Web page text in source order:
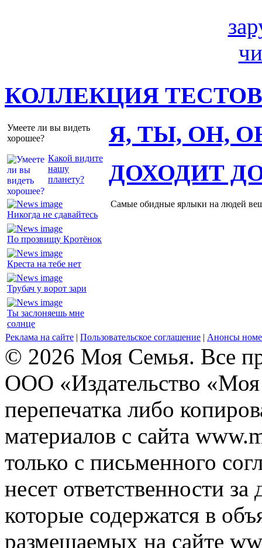
КОЛЛЕКЦИЯ ТЕСТОВ
Умеете ли вы видеть
хорошее?
Какой видите
нашу
планету?
Я, ТЫ, ОН,
Никогда не сдавайтесь
По прозвищу Кротёнок
Креста на тебе нет
Трубач у ворот зари
Ты заслоняешь мне
солнце
ДОХОДИТ
Самые обидные ярлыки на людей
Реклама на сайте | Пользовательское соглашение | Анонсы
© 2026 Моя Семья. Все
ООО «Издательство
перепечатка либо
материалов с сайта
только с письменного
несет ответственности
которые содержатся в
размещаемых на сайте